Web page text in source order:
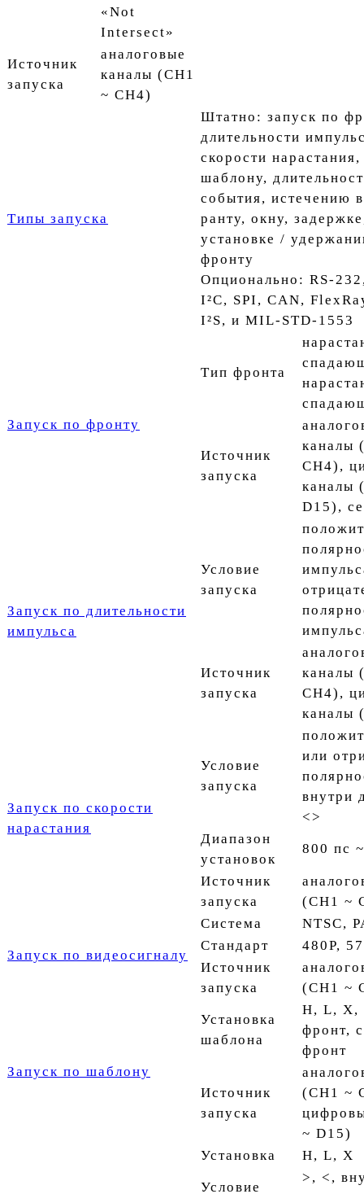
«Not
Intersect»
Источник
запуска
аналоговые
каналы (CH1
~ CH4)
Типы запуска
Штатно: запуск по
длительности
скорости
шаблону,
события, истечению
ранту, окну,
установке /
фронту
Опционально: RS-
I²C, SPI, CAN,
I²S, и MIL-STD-1553
Запуск по фронту
Тип фронта
Источник
запуска
каналы
CH4),
каналы
D15),
Запуск по длительности
импульса
Условие
запуска
Источник
запуска
каналы
CH4),
каналы
Запуск по скорости
нарастания
Условие
запуска
или
внутри
<>
Диапазон
установок
800 пс
Источник
запуска
(CH1 ~
Запуск по видеосигналу
Система
NTSC,
Стандарт
480P,
Источник
запуска
(CH1 ~
Запуск по шаблону
Установка
шаблона
H, L, X,
фронт,
фронт
Источник
запуска
(CH1 ~
~ D15)
Установка
H, L, X
Условие
>, <,